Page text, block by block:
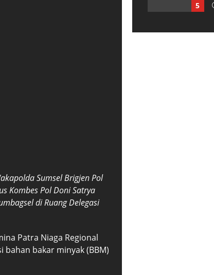
Sumsel Brigjen Pol
Kombes Pol Doni Satrya
di Ruang Delegasi
Patra Niaga Regional
bakar minyak (BBM)
5